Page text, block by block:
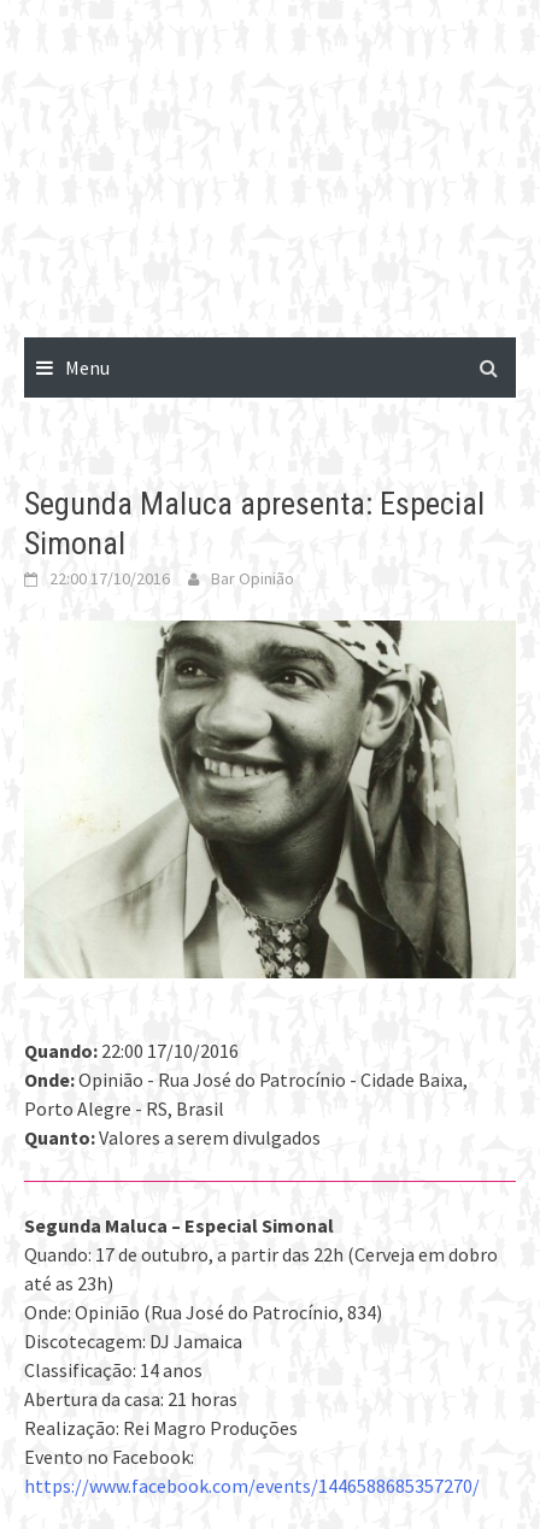
Menu
Segunda Maluca apresenta: Especial
Simonal
22:00 17/10/2016 Bar Opinião
Quando: 22:00 17/10/2016
Onde:Opinião - Rua José do Patrocínio - Cidade Baixa,
Porto Alegre - RS, Brasil
Quanto:Valores a serem divulgados
Segunda Maluca – Especial Simonal
Quando: 17 de outubro, a partir das 22h (Cerveja em dobro
até as 23h)
Onde: Opinião (Rua José do Patrocínio, 834)
Discotecagem: DJ Jamaica
Classificação: 14 anos
Abertura da casa: 21 horas
Realização: Rei Magro Produções
Evento no Facebook:
https://www.facebook.com/events/1446588685357270/